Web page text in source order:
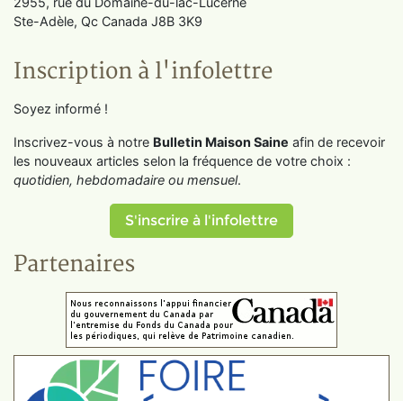
Ste-Adèle, Qc Canada J8B 3K9
Inscription à l'infolettre
Soyez informé !
Inscrivez-vous à notre Bulletin Maison Saine afin de recevoir
les nouveaux articles selon la fréquence de votre choix :
quotidien, hebdomadaire ou mensuel.
S'inscrire à l'infolettre
Partenaires